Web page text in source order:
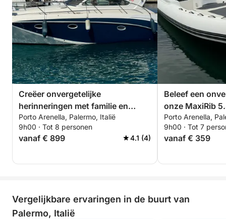
✔ Hele dag
✔ Halve dag (ochtend of middag)
⛽ Brandstofkosten:
Onze gasten besteden doorgaans tussen de 20 en
50 euro aan benzine. Voor uw gemak is er een
tankstation in de jachthaven.
Boek nu en beleef een onvergetelijke dag op het
water met onze zwarte Almarine 5.85 MaxiRib,
uitgerust met alles wat u nodig heeft voor het
Creëer onvergetelijke
herinneringen met familie en
vrienden tijdens een fantastische
dag aan boord van onze Prinz 33
Open!
Porto Arenella, Palermo, Italië
9h00 · Tot 8 personen
vanaf € 899 4.1 (4)
Beleef een
onze MaxiRib
uitgerust met
heeft voor een
het water!
Porto Arenella,
9h00 · Tot 7
vanaf € 359
Vergelijkbare ervaringen in de buurt van
Palermo, Italië